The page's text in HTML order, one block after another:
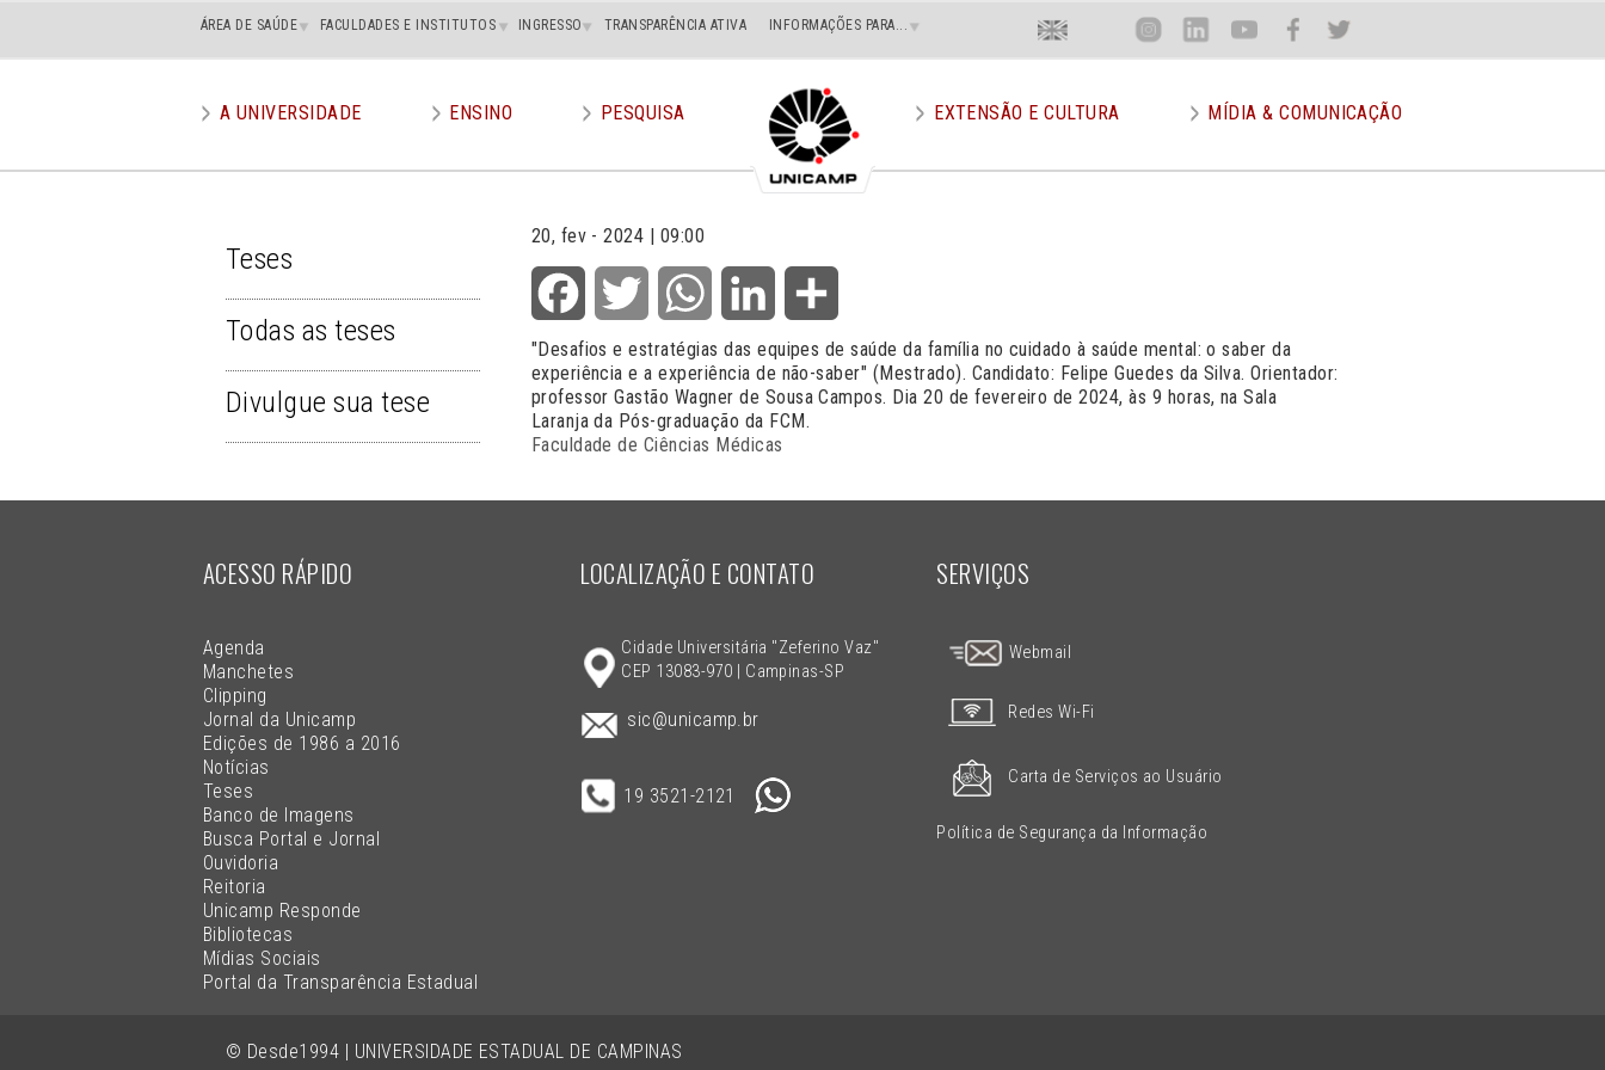
Main
superior
ÁREA DE SAÚDE FACULDADES E INSTITUTOS INGRESSO TRANSPARÊNCIA ATIVA INFORMAÇÕES PARA... Menu
Superior
Direito
En Inst Lin You Face Twit
menu
A UNIVERSIDADE ENSINO PESQUISA EXTENSÃO E CULTURA MÍDIA & COMUNICAÇÃO
TESES
Teses
Todas as teses
Divulgue sua tese
20, fev - 2024 | 09:00
Facebook Twitter WhatsApp LinkedIn
"Desafios e estratégias das equipes de saúde da família no cuidado à saúde mental: o saber da
experiência e a experiência de não-saber" (Mestrado). Candidato: Felipe Guedes da Silva. Orientador:
professor Gastão Wagner de Sousa Campos. Dia 20 de fevereiro de 2024, às 9 horas, na Sala
Laranja da Pós-graduação da FCM.
Faculdade de Ciências Médicas
© Desde1994 | UNIVERSIDADE ESTADUAL DE CAMPINAS
ACESSO RÁPIDO
Agenda
Manchetes
Clipping
Jornal da Unicamp
Edições de 1986 a 2016
Notícias
Teses
Banco de Imagens
Busca Portal e Jornal
Ouvidoria
Reitoria
Unicamp Responde
Bibliotecas
Mídias Sociais
Portal da Transparência Estadual
LOCALIZAÇÃO E CONTATO
Cidade Universitária "Zeferino Vaz"
CEP 13083-970 | Campinas-SP
sic@unicamp.br
19 3521-2121
SERVIÇOS
Webmail
Redes Wi-Fi
Carta de Serviços ao Usuário
Política de Segurança da Informação